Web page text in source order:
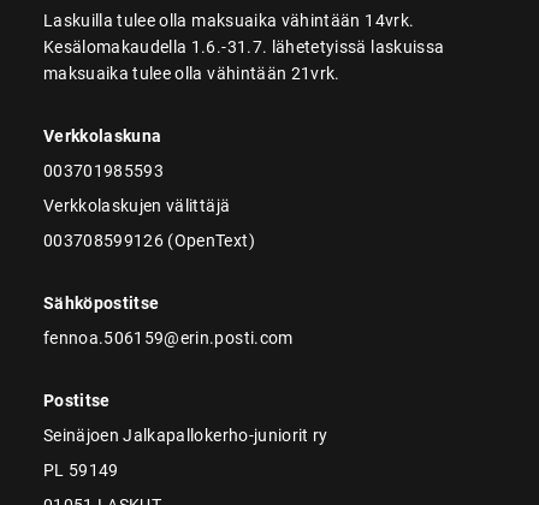
Laskuilla tulee olla maksuaika vähintään 14vrk.
Kesälomakaudella 1.6.-31.7. lähetetyissä laskuissa
maksuaika tulee olla vähintään 21vrk.
Verkkolaskuna
003701985593
Verkkolaskujen välittäjä
003708599126 (OpenText)
Sähköpostitse
fennoa.506159@erin.posti.com
Postitse
Seinäjoen Jalkapallokerho-juniorit ry
PL 59149